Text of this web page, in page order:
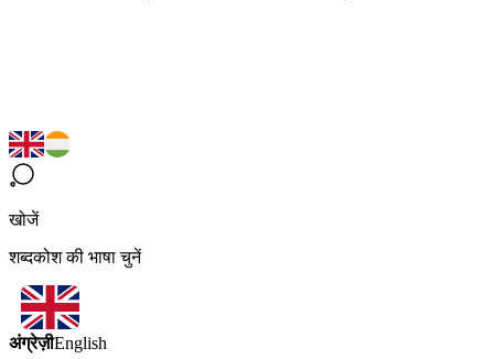
खोजें
शब्दकोश की भाषा चुनें
अंग्रेज़ीEnglish